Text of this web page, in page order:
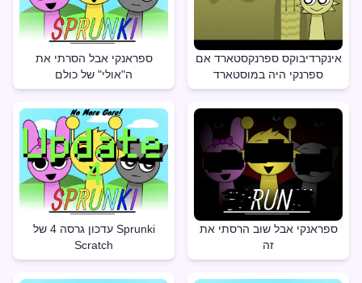
ספראנקי אבל הסרתי את
ה"אולי" של כולם
אינקרדיבוקס ספרנקסטארד אם
ספרנקי היה במוסטארד
עדכון גרסה 4 של Sprunki
Scratch
ספראנקי אבל שוב הרסתי את
זה